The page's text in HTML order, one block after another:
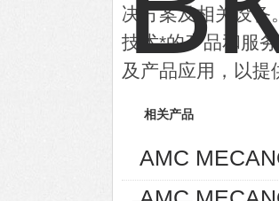
决方案及相关设备
技术*的产品和服
及产品应用，以提
相关产品
AMC